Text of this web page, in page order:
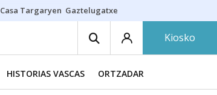
Casa Targaryen Gaztelugatxe
Kiosko
HISTORIAS VASCAS ORTZADAR